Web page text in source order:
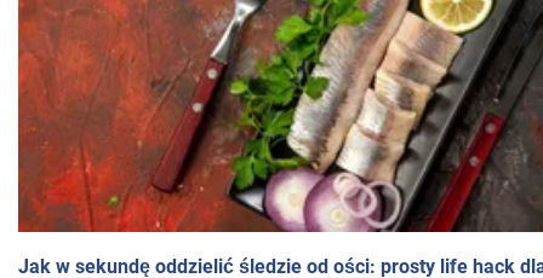
Jak w sekundę oddzielić śledzie od ości: prosty life hack